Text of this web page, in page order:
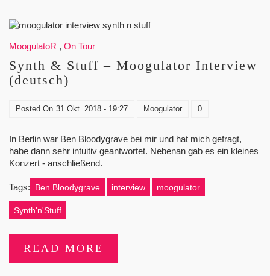
MoogulatoR , On Tour
Synth & Stuff – Moogulator Interview
(deutsch)
Posted On 31 Okt. 2018 - 19:27 Moogulator 0
In Berlin war Ben Bloodygrave bei mir und hat mich gefragt,
habe dann sehr intuitiv geantwortet. Nebenan gab es ein kleines
Konzert - anschließend.
Tags: Ben Bloodygrave interview moogulator
Synth'n'Stuff
READ MORE